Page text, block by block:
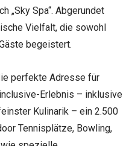
„Sky Spa“. Abgerundet
Vielfalt, die sowohl
begeistert.
perfekte Adresse für
Erlebnis – inklusive
Kulinarik – ein 2.500
Tennisplätze, Bowling,